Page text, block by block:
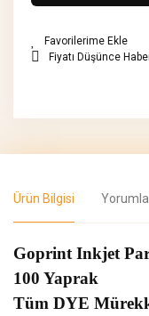
Fiyatı Düşünce
Ürün Bilgisi
Goprint Inkjet
100 Yaprak
Tüm DYE